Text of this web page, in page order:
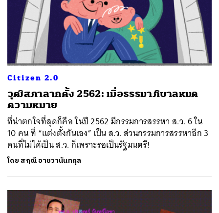
Citizen 2.0
วุฒิสภาลากตั้ง 2562: เมื่อธรรมาภิบาลหมด
ความหมาย
ที่น่าตกใจที่สุดก็คือ ในปี 2562 มีกรรมการสรรหา ส.ว. 6 ใน
10 คน ที่ “แต่งตั้งกันเอง” เป็น ส.ว. ส่วนกรรมการสรรหาอีก 3
คนที่ไม่ได้เป็น ส.ว. ก็เพราะรอเป็นรัฐมนตรี!
โดย สฤณี อาชวานันทกุล